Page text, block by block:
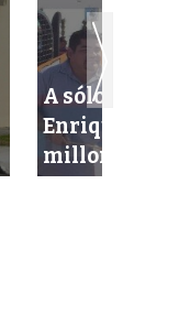
A sólo 10
Enrique
millonario